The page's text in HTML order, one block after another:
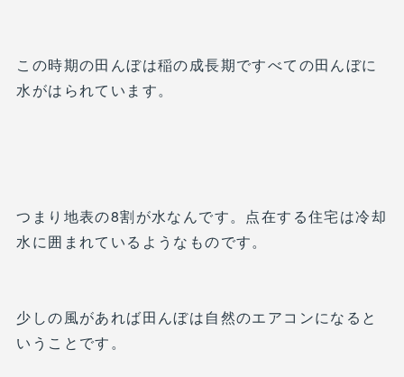
この時期の田んぼは稲の成長期ですべての田んぼに
水がはられています。
つまり地表の8割が水なんです。点在する住宅は冷却
水に囲まれているようなものです。
少しの風があれば田んぼは自然のエアコンになると
いうことです。